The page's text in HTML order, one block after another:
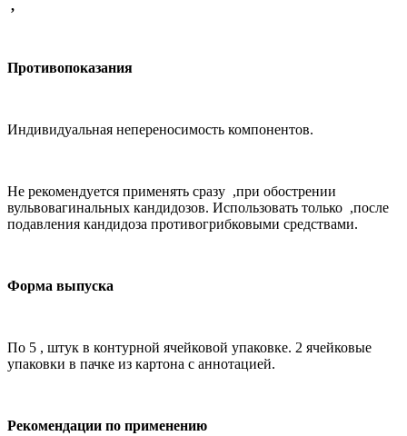
,
Противопоказания
Индивидуальная непереносимость компонентов.
Не рекомендуется применять сразу ,при обострении
вульвовагинальных кандидозов. Использовать только ,после
подавления кандидоза противогрибковыми средствами.
Форма выпуска
По 5 , штук в контурной ячейковой упаковке. 2 ячейковые
упаковки в пачке из картона с аннотацией.
Рекомендации по применению